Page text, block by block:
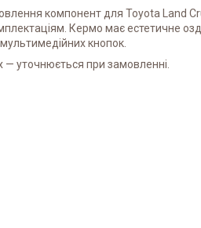
компонент для Toyota Land
Кермо має естетичне
кнопок.
уточнюється при замовленні.